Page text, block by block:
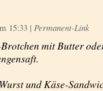
15:33 | Permanent-Link
mit Butter
und Käse-